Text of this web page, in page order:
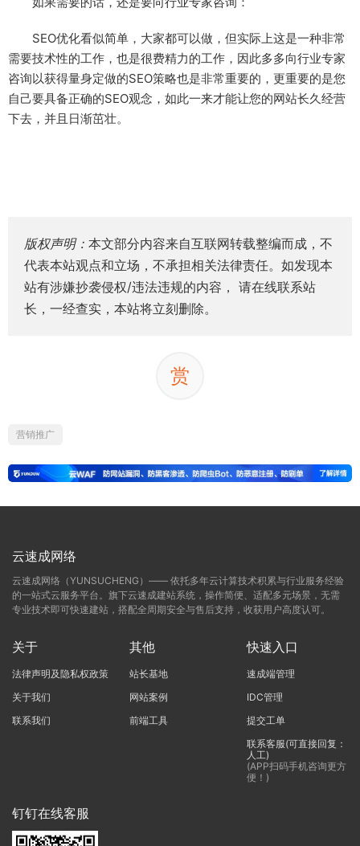
SEO优化看似简单，大家都可以做，但实际上这是一种非常
需要技术性的工作，也是很费精力的工作，因此多多向行业专家
咨询以获得量身定做的SEO策略也是非常重要的，更重要的是您
自己要具备正确的SEO观念，如此一来才能让您的网站长久经营
下去，并且日渐茁壮。
版权声明： 本文部分内容来自互联网转载整编而成，不
代表本站观点和立场，不承担相关法律责任。如发现本
站有涉嫌抄袭侵权/违法违规的内容， 请在线联系站
长，一经查实，本站将立刻删除。
赏
营销推广
云速成网络
云速成网络（YUNSUCHENG）—— 依托多年云计算技术积累与行业服务经验
的一站式云服务平台。旗下云速成建站系统，操作简便、适配多元场景，无需
专业技术即可快速建站，搭配全周期安全与售后支持，收获用户高度认可。
关于
法律声明及隐私权政策
关于我们
联系我们
其他
站长基地
网站案例
前端工具
快速入口
速成端管理
IDC管理
提交工单
联系客服(可直接回复：
人工)
(APP扫码手机咨询更方
便！)
钉钉在线客服